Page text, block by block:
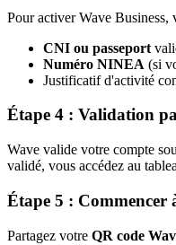
Pour activer Wave Business,
CNI ou passeport
Numéro NINEA (si
Justificatif d'activité
Étape 4 : Validation
Wave valide votre compte
validé, vous accédez au
Étape 5 : Commencer
Partagez votre QR code